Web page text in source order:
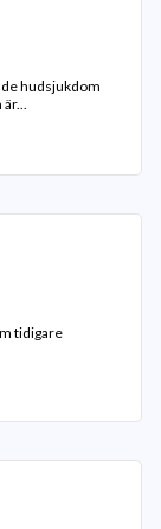
hudsjukdom
tidigare